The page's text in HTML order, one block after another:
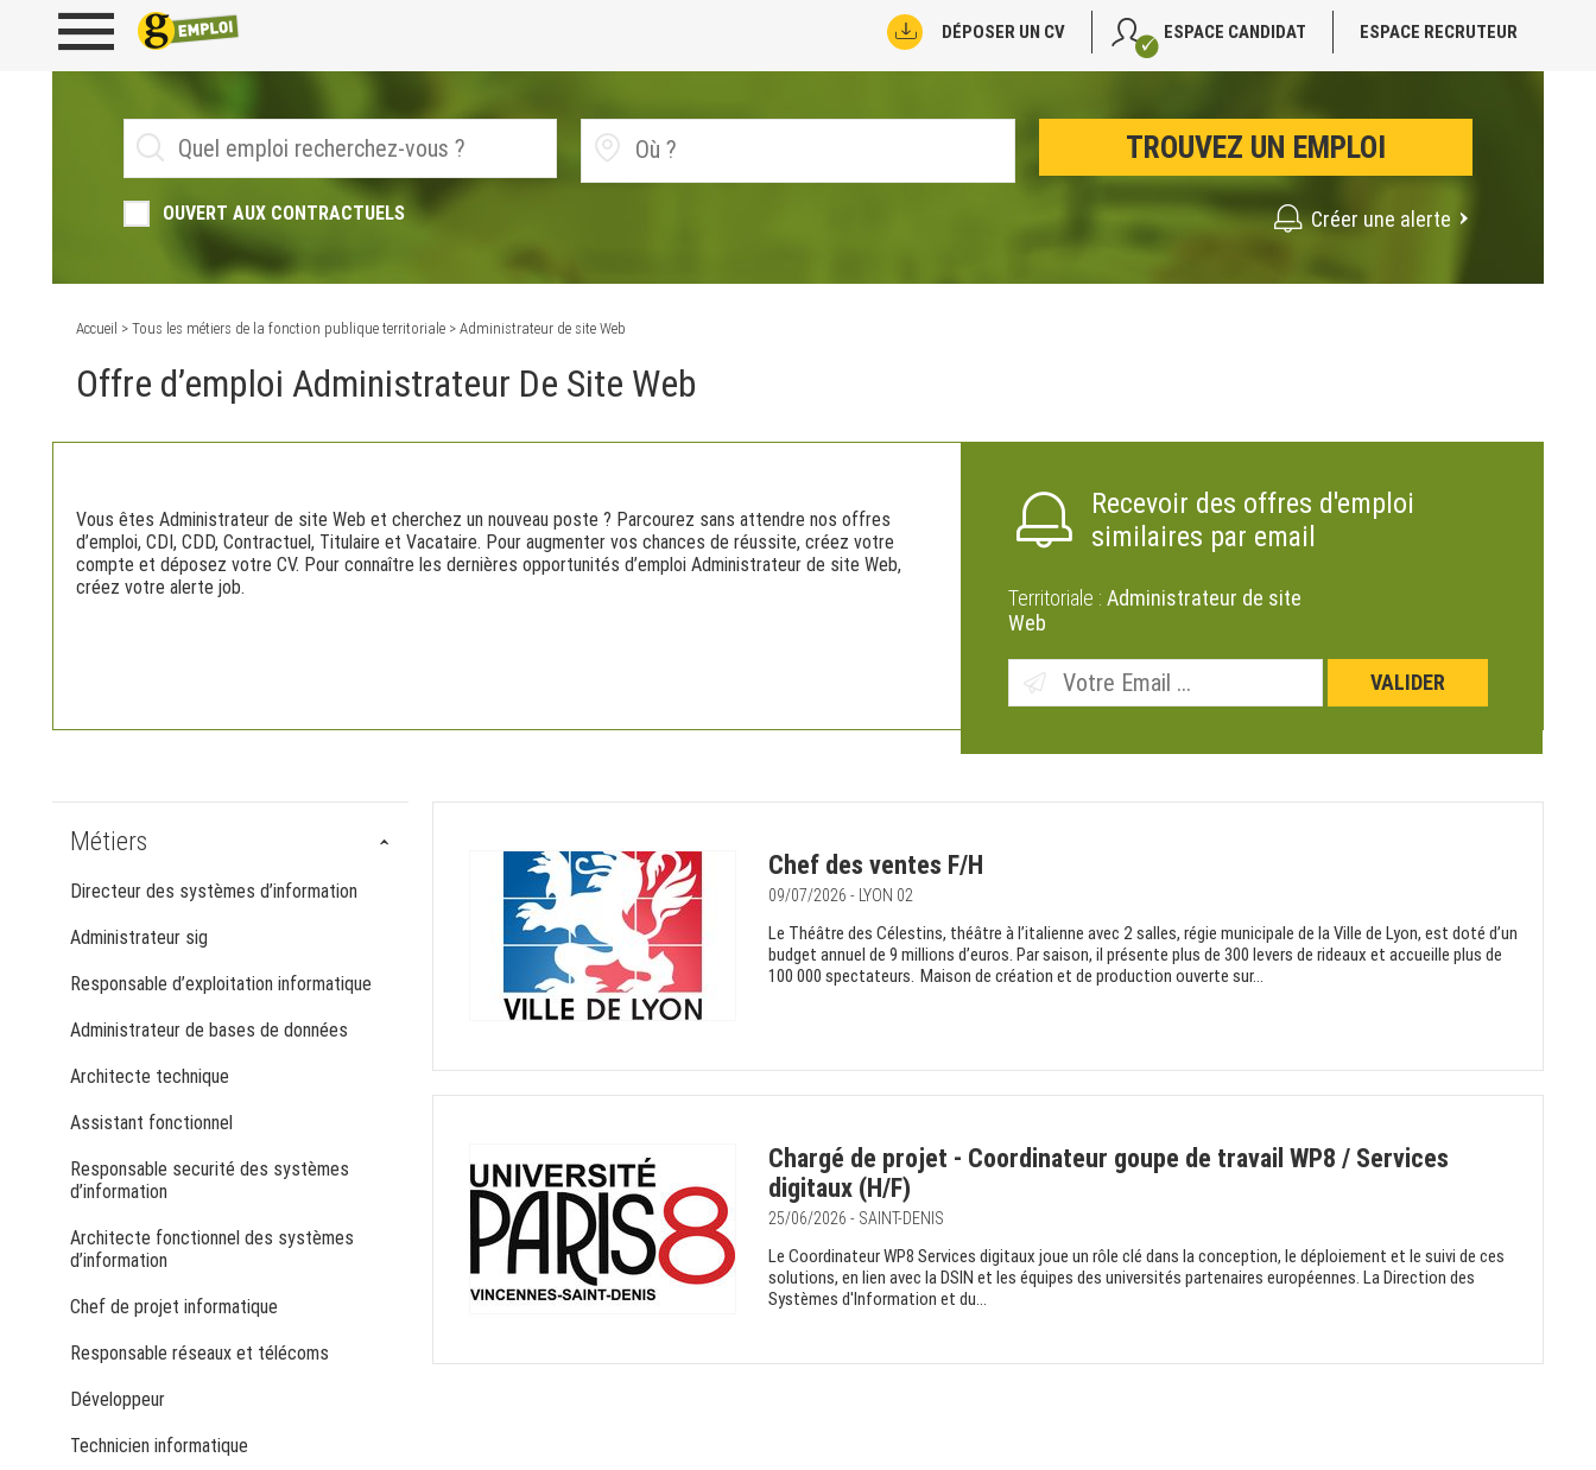
DÉPOSER UN CV ESPACE CANDIDAT ESPACE RECRUTEUR
OUVERT AUX CONTRACTUELS Créer une alerte
Accueil > Tous les métiers de la fonction publique territoriale > Administrateur de site Web
Offre d’emploi Administrateur De Site Web
Vous êtes Administrateur de site Web et cherchez un nouveau poste ? Parcourez sans attendre nos offres
d’emploi, CDI, CDD, Contractuel, Titulaire et Vacataire. Pour augmenter vos chances de réussite, créez votre
compte et déposez votre CV. Pour connaître les dernières opportunités d’emploi Administrateur de site Web,
créez votre alerte job.
Recevoir des offres d'emploi
similaires par email
Territoriale : Administrateur de site
Web
Métiers
Directeur des systèmes d’information
Administrateur sig
Responsable d’exploitation informatique
Administrateur de bases de données
Architecte technique
Assistant fonctionnel
Responsable securité des systèmes
d’information
Architecte fonctionnel des systèmes
d’information
Chef de projet informatique
Responsable réseaux et télécoms
Développeur
Technicien informatique
Chef des ventes F/H
09/07/2026 - LYON 02
Le Théâtre des Célestins, théâtre à l’italienne avec 2 salles, régie municipale de la Ville de Lyon, est doté d’un
budget annuel de 9 millions d’euros. Par saison, il présente plus de 300 levers de rideaux et accueille plus de
100 000 spectateurs. Maison de création et de production ouverte sur...
Chargé de projet - Coordinateur goupe de travail WP8 / Services
digitaux (H/F)
25/06/2026 - SAINT-DENIS
Le Coordinateur WP8 Services digitaux joue un rôle clé dans la conception, le déploiement et le suivi de ces
solutions, en lien avec la DSIN et les équipes des universités partenaires européennes. La Direction des
Systèmes d'Information et du...